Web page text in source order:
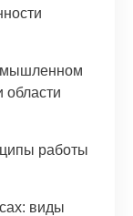
области
работы
виды